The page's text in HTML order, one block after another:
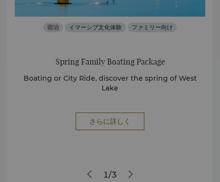
宿泊 イマーシブ文化体験 ファミリー向け
Spring Family Boating Package
Boating or City Ride, discover the spring of West
Lake
さらに詳しく
1/3